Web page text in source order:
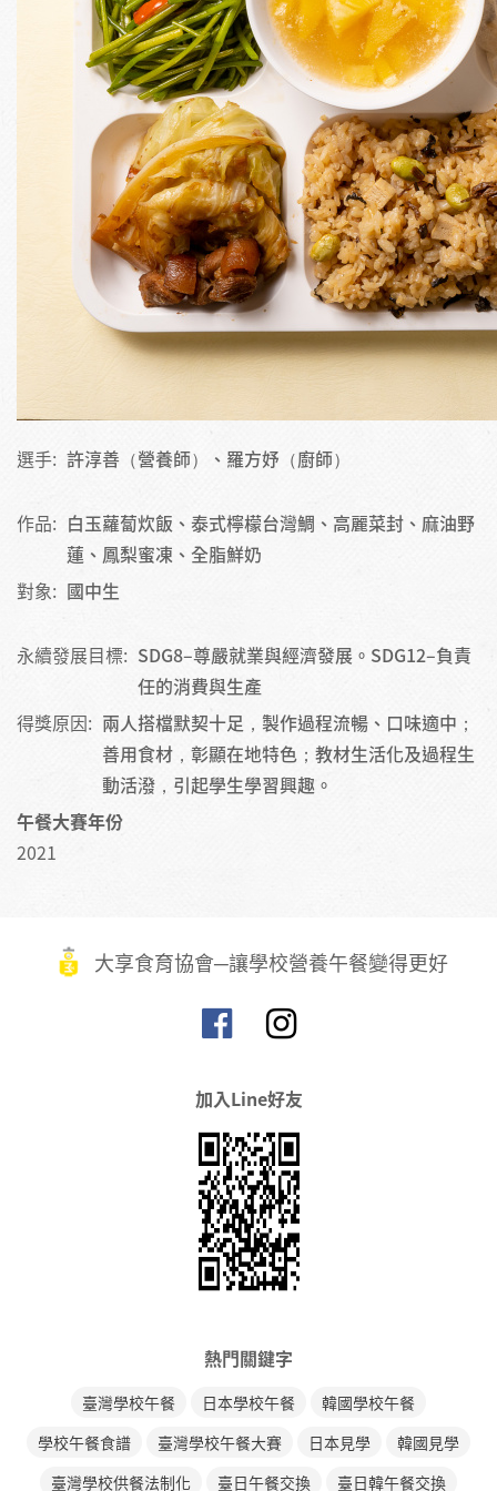
選手: 許淳善（營養師）、羅方妤（廚師）
作品: 白玉蘿蔔炊飯、泰式檸檬台灣鯛、高麗菜封、麻油野
蓮、鳳梨蜜凍、全脂鮮奶
對象: 國中生
永續發展目標: SDG8–尊嚴就業與經濟發展。SDG12–負責
任的消費與生產
得獎原因: 兩人搭檔默契十足，製作過程流暢、口味適中；
善用食材，彰顯在地特色；教材生活化及過程生
動活潑，引起學生學習興趣。
午餐大賽年份
2021
大享食育協會─讓學校營養午餐變得更好
加入Line好友
熱門關鍵字
臺灣學校午餐 日本學校午餐
韓國學校午餐
學校午餐食譜
臺灣學校午餐大賽 日本見學
韓國見學
臺灣學校供餐法制化
臺日午餐交換 臺日韓午餐交換